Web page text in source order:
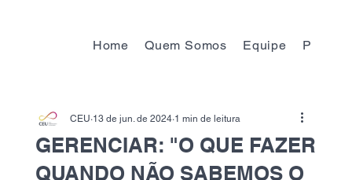
Home Quem Somos Equipe
GERENCIAR: "O QUE FAZER
QUANDO NÃO SABEMOS O
CEU 13 de jun. de 2024 1 min de leitura